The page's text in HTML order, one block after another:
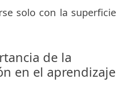
solo con la superficie
de la
en el aprendizaje